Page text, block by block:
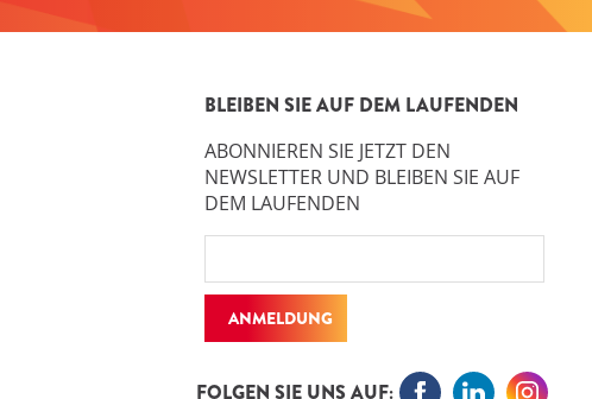
BLEIBEN SIE AUF DEM LAUFENDEN
ABONNIEREN SIE JETZT DEN
NEWSLETTER UND BLEIBEN SIE AUF
DEM LAUFENDEN
ANMELDUNG
FOLGEN SIE UNS AUF: